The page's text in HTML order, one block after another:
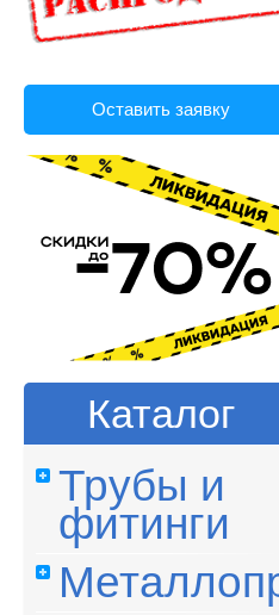
Оставить заявку
Каталог
Трубы и
фитинги